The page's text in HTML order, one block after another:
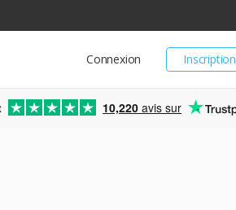
Inscription
Connexion
10,220 avis sur